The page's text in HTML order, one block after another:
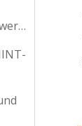
Forscher*innenwerkstatt